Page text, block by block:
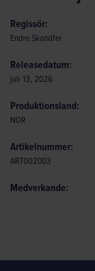
Regissör:
Endre Skandfer
Releasedatum:
juli 13, 2026
Produktionsland:
NOR
Artikelnummer:
ART002003
Medverkande: